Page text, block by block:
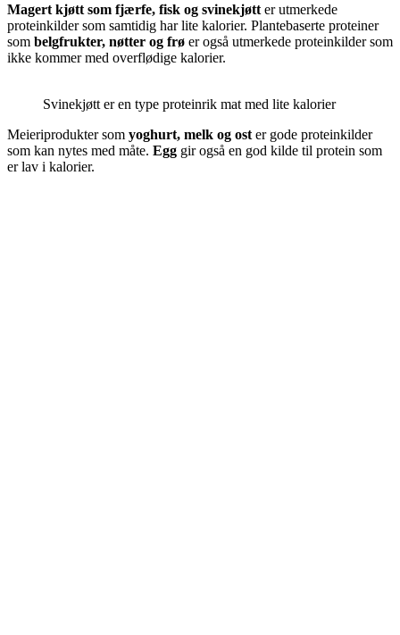
Magert kjøtt som fjærfe, fisk og svinekjøtt er utmerkede
proteinkilder som samtidig har lite kalorier. Plantebaserte proteiner
som belgfrukter, nøtter og frø er også utmerkede proteinkilder som
ikke kommer med overflødige kalorier.
Svinekjøtt er en type proteinrik mat med lite kalorier
Meieriprodukter som yoghurt, melk og ost er gode proteinkilder
som kan nytes med måte. Egg gir også en god kilde til protein som
er lav i kalorier.